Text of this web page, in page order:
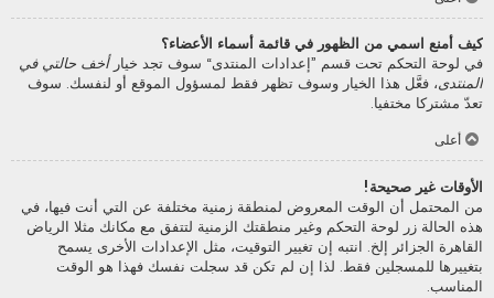
كيف أمنع اسمي من الظهور في قائمة أسماء الأعضاء؟
في لوحة التحكم تحت قسم ”إعدادات المنتدى“ سوف تجد خيارأخف حالتي في
المنتدى، فعَّل هذا الخيار وسوف تظهر فقط لمسؤول الموقع أو لنفسك. سوف
تعدّ مشتركا مختفيا.
أعلى
الأوقات غير صحيحة!
من المحتمل أن الوقت المعروض لمنطقة زمنية مختلفة عن التي أنت فيها، في
هذه الحالة زر لوحة التحكم وغير منطقتك الزمنية لتتفق مع مكانك مثلا الرياض
القاهرة الجزائر إلخ. انتبه إن تغيير التوقيت، مثل الإعدادات الأخرى يسمح
بتغييرها للمسجلين فقط. لذا إن لم تكن قد سجلت نفسك فهذا هو الوقت
المناسب.